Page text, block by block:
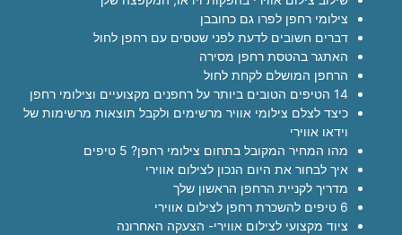
צילומי רחפן לפרו גם כחובבן
דברים חשובים לדעת לפני שטסים עם רחפן לחול
האתגר בהטסת רחפן מסירה
הרחפן המושלם לקחת לחול
14 הטיפים הטובים ביותר על רחפנים מקצועיים וצילומי רחפן
כיצד לצלם צילומי אוויר מרשימים ולקבל תוצאות מרשימות של
וידאו אווירי
מהו המחיר המקובל בתחום צילומי רחפן? 5 טיפים
איך לבחור את היום הנכון לצילום אווירי
מדריך לקניית הרחפן הראשון שלך
6 טיפים להשכרת רחפן לצילום אווירי
ציוד מקצועי לצילום אווירי- הצעקה האחרונה